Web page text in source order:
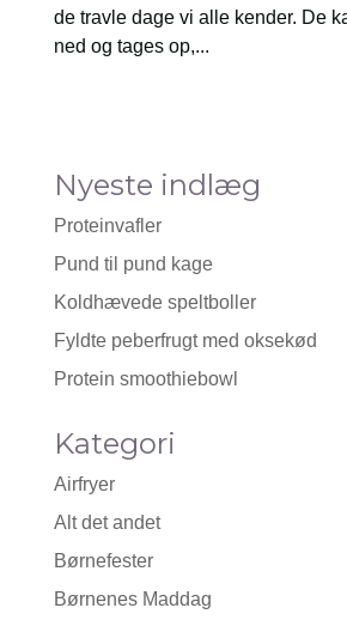
de travle dage vi alle kender. De
ned og tages op,...
Nyeste indlæg
Proteinvafler
Pund til pund kage
Koldhævede speltboller
Fyldte peberfrugt med oksekød
Protein smoothiebowl
Kategori
Airfryer
Alt det andet
Børnefester
Børnenes Maddag